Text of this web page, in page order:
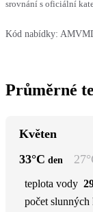
srovnání s oficiální
Kód nabídky:
Průměrné
Květen
33°C den 27
teplota vody
počet slunných